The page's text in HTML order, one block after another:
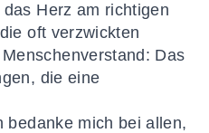
Herz am richtigen
oft verzwickten
Das
die eine
bedanke mich bei allen,